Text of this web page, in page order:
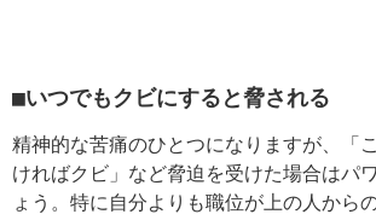
■いつでもクビにすると脅される
精神的な苦痛のひとつになりますが、「
ければクビ」など脅迫を受けた場合はパ
ょう。特に自分よりも職位が上の人から